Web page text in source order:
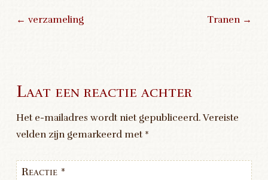
← verzameling Tranen →
Laat een reactie achter
Het e-mailadres wordt niet gepubliceerd.Vereiste
velden zijn gemarkeerd met *
Reactie *